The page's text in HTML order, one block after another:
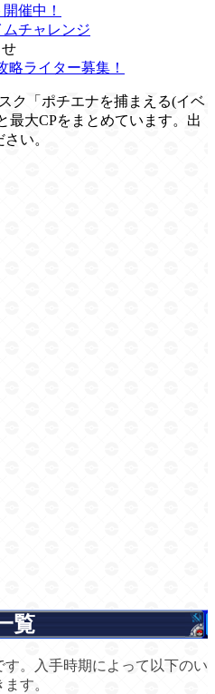
催中！
チャレンジ
略ライター募集！
ク「ポチエナを捕まえる(イベ
最大CPをまとめています。出
い。
覧
。入手時期によって以下のい
す。